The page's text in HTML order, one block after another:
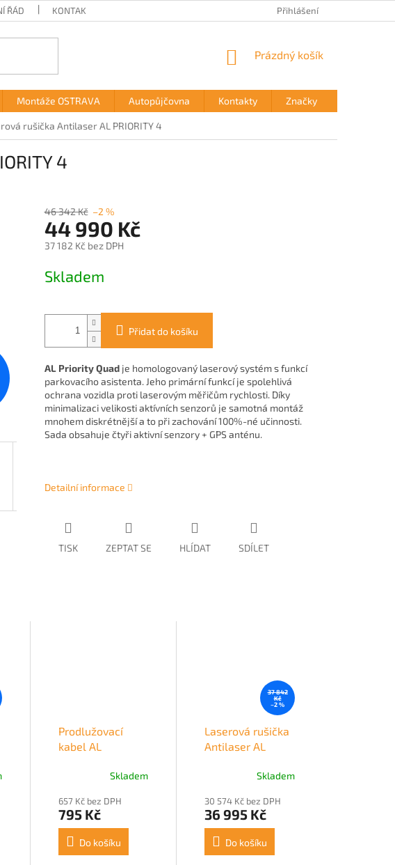
ŘÁD KONTAKTY Přihlášení
NÁKUPNÍ
Prázdný košík
Montáže OSTRAVA Autopůjčovna Kontakty Značky
rušička Antilaser AL PRIORITY 4
4
46 342 Kč –2 %
44 990 Kč
37 182 Kč bez DPH
cena:
Skladem
Přidat do košíku
AL Priority Quad je homologovaný laserový systém s funkcí
parkovacího asistenta. Jeho primární funkcí je spolehlivá
ochrana vozidla proti laserovým měřičům rychlosti. Díky
minimalizaci velikosti aktívních senzorů je samotná montáž
mnohem diskrétnější a to při zachování 100%-né učinnosti.
Sada obsahuje čtyři aktivní senzory + GPS anténu.
Detailní informace
TISK ZEPTAT SE HLÍDAT SDÍLET
Prodlužovací
kabel AL
Skladem
657 Kč bez DPH
795 Kč
Do košíku
37 842
Kč
–2 %
Laserová rušička
Antilaser AL
Skladem
30 574 Kč bez DPH
36 995 Kč
Do košíku